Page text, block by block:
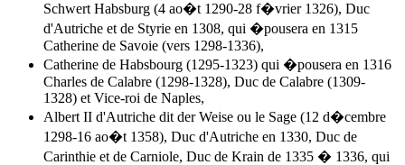
Schwert Habsburg (4 ao�t 1290-28 f�vrier 1326), Duc
d'Autriche et de Styrie en 1308, qui �pousera en 1315
Catherine de Savoie (vers 1298-1336),
Catherine de Habsbourg (1295-1323) qui �pousera en 1316
Charles de Calabre (1298-1328), Duc de Calabre (1309-
1328) et Vice-roi de Naples,
Albert II d'Autriche dit der Weise ou le Sage (12 d�cembre
1298-16 ao�t 1358), Duc d'Autriche en 1330, Duc de
Carinthie et de Carniole, Duc de Krain de 1335 � 1336, qui